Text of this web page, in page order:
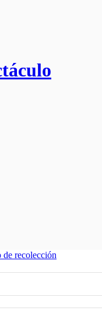
de recolección